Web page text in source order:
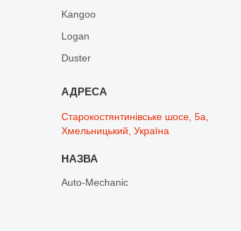
Kangoo
Logan
Duster
Старокостянтинівське шосе, 5а,
Хмельницький, Україна
Auto-Mechanic